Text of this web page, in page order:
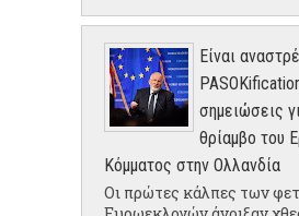
Είναι
σημειώσεις
θρίαμβο του
Κόμματος στην Ολλανδία
Οι πρώτες κάλπες των